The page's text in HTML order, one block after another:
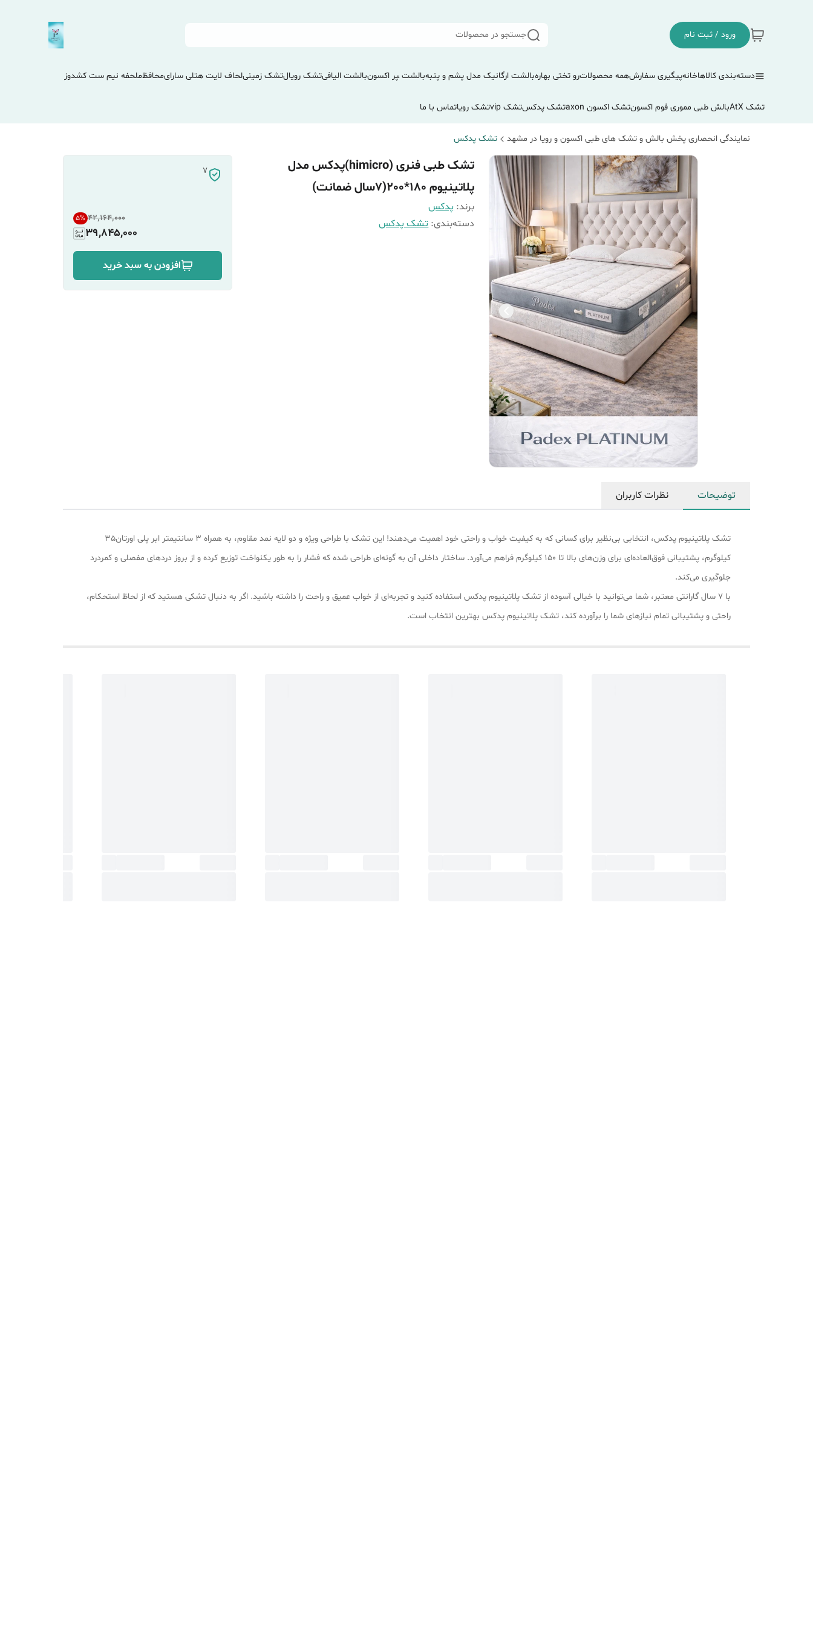
ورود / ثبت نام جستجو در محصولات
دسته‌بندی کالاهاخانهپیگیری سفارشهمه محصولاترو تختی بهارهبالشت ارگانیک مدل پشم و پنبهبالشت ‍‍‍پر اکسونبالشت الیافیتشک رویالتشک زمینیلحاف لایت هتلی سارایمحافظملحفه نیم ست کشدوز
تشک AtX بالش طبی مموری فوم اکسونتشک اکسون axon تشک پدکستشک vip تشک رویاتماس با ما
نمایندگی انحصاری پخش بالش و تشک های طبی اکسون و رویا در مشهد تشک پدکس
تشک طبی فنری (himicro)پدکس مدل
پلاتینیوم 180*200(۷سال ضمانت)
برند: پدکس
دسته‌بندی:تشک پدکس
7
۴۲٬۱۶۴٬۰۰۰ 5%
39,845,000
افزودن به سبد خرید
توضیحات نظرات کاربران
تشک پلاتینیوم پدکس، انتخابی بی‌نظیر برای کسانی که به کیفیت خواب و راحتی خود اهمیت می‌دهند! این تشک با طراحی ویژه و دو لایه نمد مقاوم، به همراه 3 سانتیمتر ابر پلی اورتان35
کیلوگرم، پشتیبانی فوق‌العاده‌ای برای وزن‌های بالا تا 150 کیلوگرم فراهم می‌آورد. ساختار داخلی آن به گونه‌ای طراحی شده که فشار را به طور یکنواخت توزیع کرده و از بروز دردهای مفصلی و کمردرد
جلوگیری می‌کند.
با 7 سال گارانتی معتبر، شما می‌توانید با خیالی آسوده از تشک پلاتینیوم پدکس استفاده کنید و تجربه‌ای از خواب عمیق و راحت را داشته باشید. اگر به دنبال تشکی هستید که از لحاظ استحکام،
راحتی و پشتیبانی تمام نیازهای شما را برآورده کند، تشک پلاتینیوم پدکس بهترین انتخاب است.